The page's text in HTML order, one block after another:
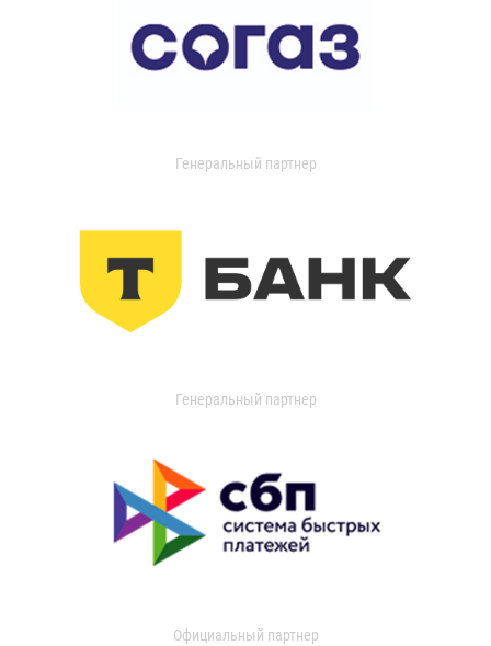
Генеральный партнер
Генеральный партнер
Официальный партнер